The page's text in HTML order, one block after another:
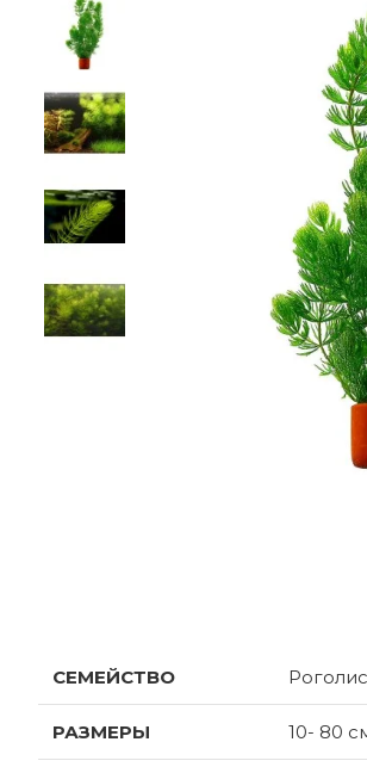
СЕМЕЙСТВО
РАЗМЕРЫ 10- 80